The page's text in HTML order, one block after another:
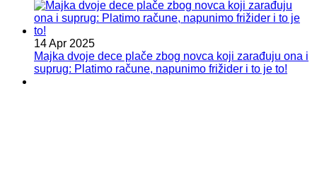
14 Apr 2025
Majka dvoje dece plače zbog novca koji zarađuju ona i
suprug: Platimo račune, napunimo frižider i to je to!